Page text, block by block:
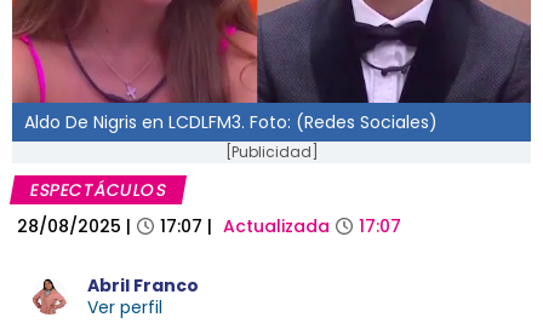
Aldo De Nigris en LCDLFM3. Foto: (Redes Sociales)
[Publicidad]
ESPECTÁCULOS
28/08/2025 | 17:07 | Actualizada 17:07
Abril Franco
Ver perfil